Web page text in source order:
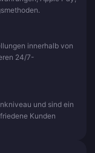
innerhalb von
24/7-
und sind ein
Kunden